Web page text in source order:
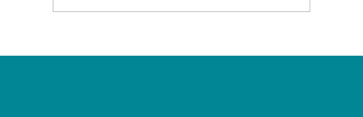
【夏の食中毒に注意】今、話題の「シク